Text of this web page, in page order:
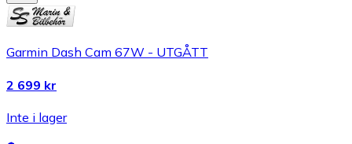
Garmin Dash Cam 67W - UTGÅTT
2 699 kr
Inte i lager